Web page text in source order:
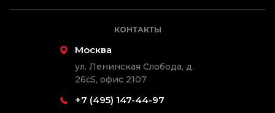
КОНТАКТЫ
Москва
ул. Ленинская Слобода, д.
26с5, офис 2107
+7 (495) 147-44-97